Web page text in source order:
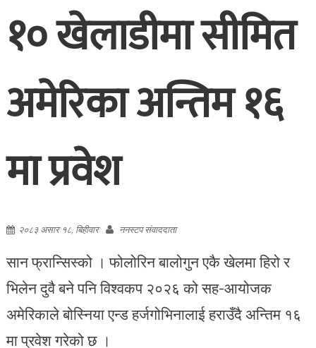
१० खेलाडीमा सीमित
अमेरिका अन्तिम १६
मा प्रवेश
२०८३ असार १८, बिहीवार ननस्टप संवाददाता
सान फ्रान्सिस्को । फोलोरिन बालोगुन एकै खेलमा हिरो र
भिलेन दुवै बने पनि विश्वकप २०२६ को सह-आयोजक
अमेरिकाले बोस्निया एन्ड हर्जगोभिनालाई हराउँदै अन्तिम १६
मा प्रवेश गरेको छ ।